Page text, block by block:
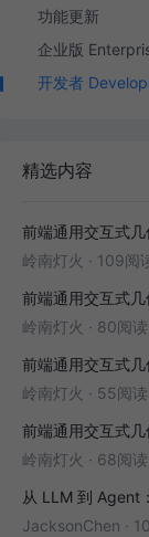
功能更新
企业版
开发者
精选内容
前端通用交互式
岭南灯火 · 109阅
前端通用交互式
岭南灯火 · 80阅读
前端通用交互式
岭南灯火 · 55阅读
前端通用交互式
岭南灯火 · 68阅读
从 LLM 到 Agent
JacksonChen ·